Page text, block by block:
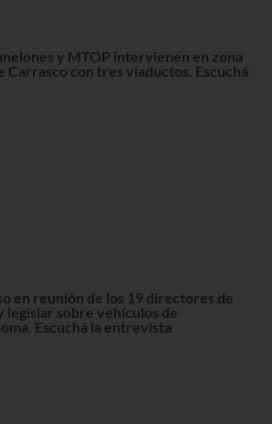
y MTOP intervienen en zona
con tres viaductos. Escuchá
en reunión de los 19 directores de
legislar sobre vehículos de
Escuchá la entrevista